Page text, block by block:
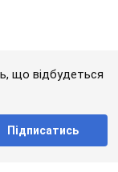
що відбудеться
Підписатись